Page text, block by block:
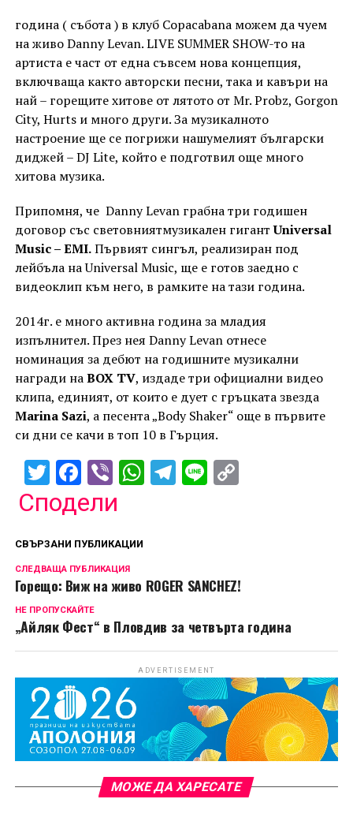
година ( събота ) в клуб Copacabana можем да чуем
на живо Danny Levan. LIVE SUMMER SHOW-то на
артиста е част от една съвсем нова концепция,
включваща както авторски песни, така и кавъри на
най – горещите хитове от лятото от Mr. Probz, Gorgon
City, Hurts и много други. За музикалното
настроение ще се погрижи нашумелият български
диджей – DJ Lite, който е подготвил още много
хитова музика.
Припомня, че Danny Levan грабна три годишен
договор със световниятмузикален гигантUniversal
Music – EMI.Първият сингъл, реализиран под
лейбъла на Universal Music, ще е готов заедно с
видеоклип към него, в рамките на тази година.
2014г. е много активна година за младия
изпълнител. През нея Danny Levan отнесе
номинация за дебют на годишните музикални
награди наBOX TV, издаде три официални видео
клипа, единият, от които е дует с гръцката звезда
Marina Sazi, а песента „Body Shaker“ още в първите
си дни се качи в топ 10 в Гърция.
Twitter
Facebook
ViberWhatsApp
Telegram
LineCopy
Сподели
СВЪРЗАНИ ПУБЛИКАЦИИ
СЛЕДВАЩА ПУБЛИКАЦИЯ
Горещо: Виж на живо ROGER SANCHEZ!
НЕ ПРОПУСКАЙТЕ
„Айляк Фест“ в Пловдив за четвърта година
ADVERTISEMENT
МОЖЕ ДА ХАРЕСАТЕ